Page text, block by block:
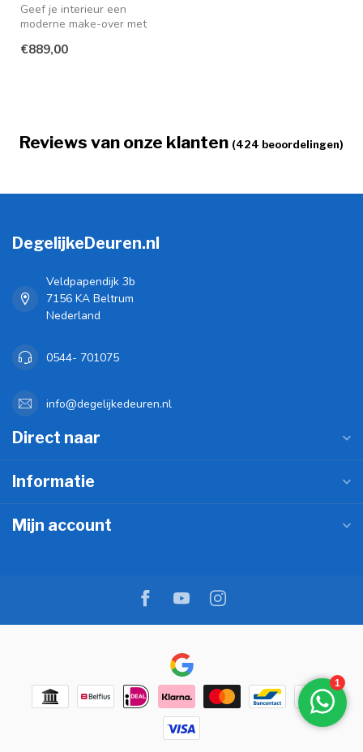
Geef je interieur een
moderne make-over met
gemaakt ...
€889,00
Reviews van onze klanten (424 beoordelingen)
DegelijkeDeuren.nl
Veldpapendijk 3b
7156 KA Beltrum
Nederland
0544- 701075
info@degelijkedeuren.nl
Direct naar
Informatie
Mijn account